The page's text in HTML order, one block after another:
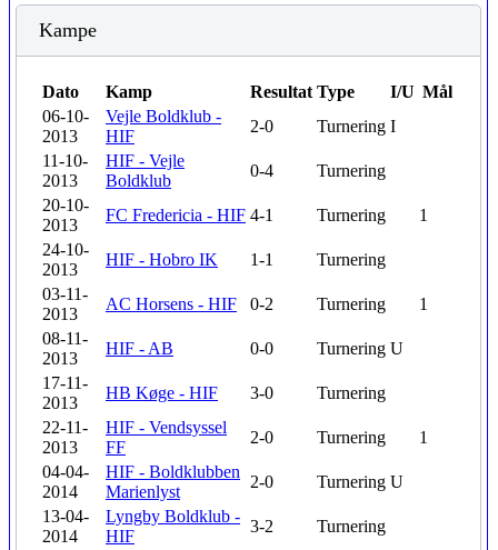
Kampe
Dato Kamp Resultat Type I/U Mål
06-10-
2013
Vejle Boldklub -
HIF
2-0 Turnering I
11-10-
2013
HIF - Vejle
Boldklub
0-4
Turnering
20-10-
2013
FC Fredericia - HIF 4-1 Turnering
1
24-10-
2013
HIF - Hobro IK 1-1
Turnering
03-11-
2013
AC Horsens - HIF 0-2 Turnering
1
08-11-
2013
HIF - AB 0-0 Turnering U
17-11-
2013
HB Køge - HIF 3-0
Turnering
22-11-
2013
HIF - Vendsyssel
FF
2-0 Turnering
1
04-04-
2014
HIF - Boldklubben
Marienlyst
2-0 Turnering U
13-04-
2014
Lyngby Boldklub -
HIF
3-2
Turnering